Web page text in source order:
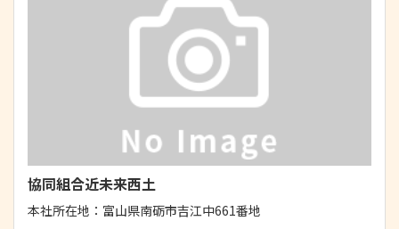
協同組合近未来西土
本社所在地： 富山県南砺市吉江中661番地